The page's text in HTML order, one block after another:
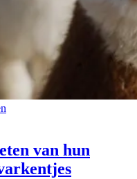
van hun